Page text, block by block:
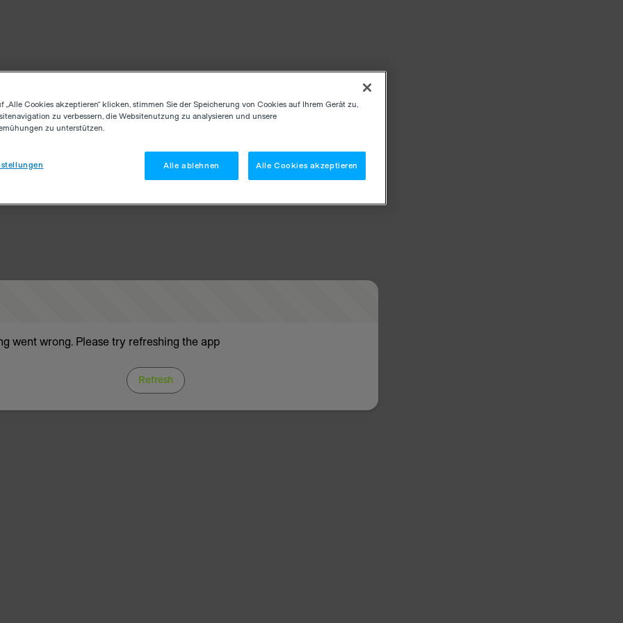
went wrong. Please try refreshing the app
Refresh
„Alle Cookies akzeptieren“ klicken, stimmen Sie der Speicherung von Cookies auf Ihrem Gerät zu,
zu verbessern, die Websitenutzung zu analysieren und unsere
zu unterstützen.
Alle ablehnen Alle Cookies akzeptieren